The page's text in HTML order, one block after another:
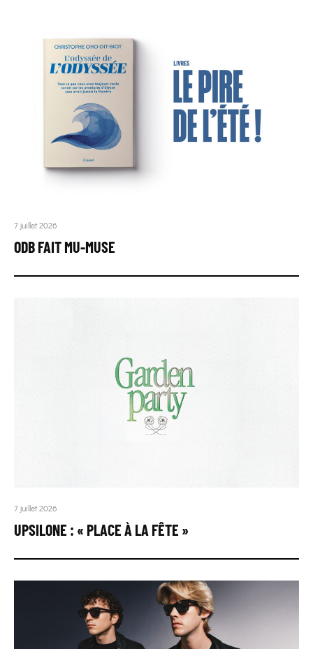
7 juillet 2026
ODB FAIT MU-MUSE
7 juillet 2026
UPSILONE : « PLACE À LA FÊTE »